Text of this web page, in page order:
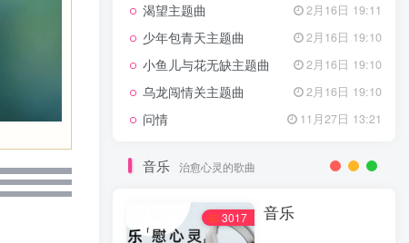
渴望主题曲 2月16日 19:11
少年包青天主题曲 2月16日 19:10
小鱼儿与花无缺主题曲 2月16日 19:10
乌龙闯情关主题曲 2月16日 19:10
问情 11月27日 13:21
音乐 治愈心灵的歌曲
3017 音乐